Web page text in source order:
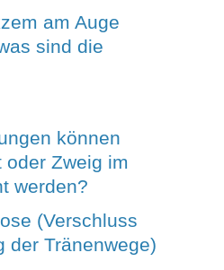
am Auge
sind die
können
oder Zweig im
werden?
(Verschluss
der Tränenwege)